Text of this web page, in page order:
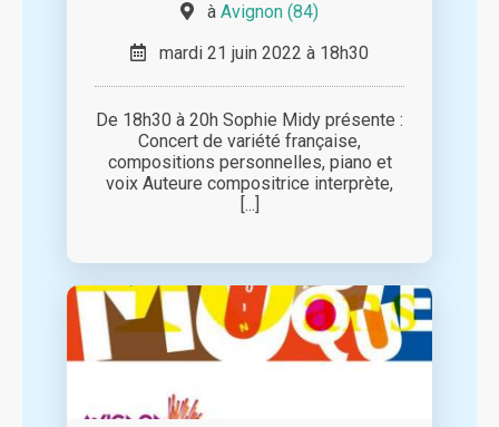
à Avignon (84)
mardi 21 juin 2022 à 18h30
De 18h30 à 20h Sophie Midy présente :
Concert de variété française,
compositions personnelles, piano et
voix Auteure compositrice interprète,
[...]